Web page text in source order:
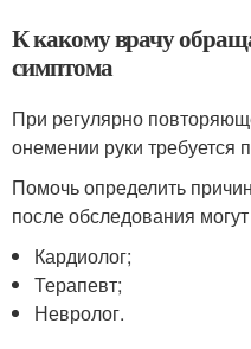
К какому врачу
симптома
При регулярно
онемении руки требуется
Помочь определить
после обследования
Кардиолог;
Терапевт;
Невролог.